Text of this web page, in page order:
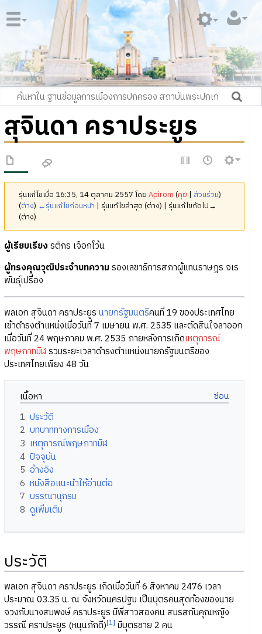
สุจินดา คราประยูร
รุ่นแก้ไขเมื่อ 16:35, 14 ตุลาคม 2557 โดยApirom (คุย | ส่วนร่วม)
(ต่าง) ←รุ่นแก้ไขก่อนหน้า | รุ่นแก้ไขล่าสุด (ต่าง) | รุ่นแก้ไขถัดไป→
(ต่าง)
ผู้เรียบเรียงรติกร เจือกโว้น
ผู้ทรงคุณวุฒิประจำบทความรองเลขาธิการสภาผู้แทนราษฎร จเร
พันธุ์เปรื่อง
พลเอก สุจินดา คราประยูร นายกรัฐมนตรีคนที่ 19 ของประเทศไทย
เข้าดำรงตำแหน่งเมื่อวันที่ 7 เมษายน พ.ศ. 2535 และตัดสินใจลาออก
เมื่อวันที่ 24 พฤษภาคม พ.ศ. 2535 ภายหลังการเกิดเหตุการณ์
พฤษภาทมิฬ รวมระยะเวลาดำรงตำแหน่งนายกรัฐมนตรีของ
ประเทศไทยเพียง 48 วัน
เนื้อหา
1 ประวัติ
2 บทบาททางการเมือง
3 เหตุการณ์พฤษภาทมิฬ
4 ปัจจุบัน
5 อ้างอิง
6 หนังสือแนะนำให้อ่านต่อ
7 บรรณานุกรม
8 ดูเพิ่มเติม
ประวัติ
พลเอก สุจินดา คราประยูร เกิดเมื่อวันที่ 6 สิงหาคม 2476 เวลา
ประมาณ 03.35 น. ณ จังหวัดนครปฐม เป็นบุตรคนสุดท้องของนาย
จวงกับนางสมพงษ์ คราประยูร มีพี่สาวสองคน สมรสกับคุณหญิง
วรรณี คราประยูร (หนุนภักดี)[1] มีบุตรชาย 2 คน